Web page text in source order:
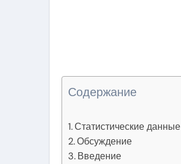
Содержание
Статистические данные
Обсуждение
Введение